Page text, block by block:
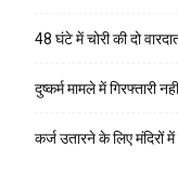
48 घंटे में चोरी की दो
दुष्कर्म मामले में गिरफ्तारी
कर्ज उतारने के लिए मंदिरों